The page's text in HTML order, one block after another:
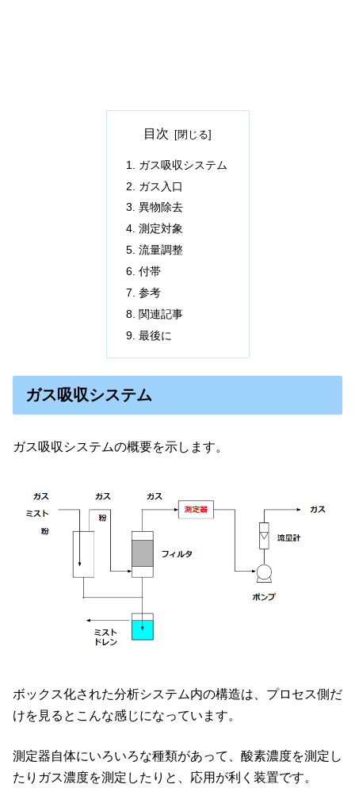
目次
ガス吸収システム
ガス入口
異物除去
測定対象
流量調整
付帯
参考
関連記事
最後に
ガス吸収システム
ガス吸収システムの概要を示します。
ボックス化された分析システム内の構造は、プロセス側だ
けを見るとこんな感じになっています。
測定器自体にいろいろな種類があって、酸素濃度を測定し
たりガス濃度を測定したりと、応用が利く装置です。